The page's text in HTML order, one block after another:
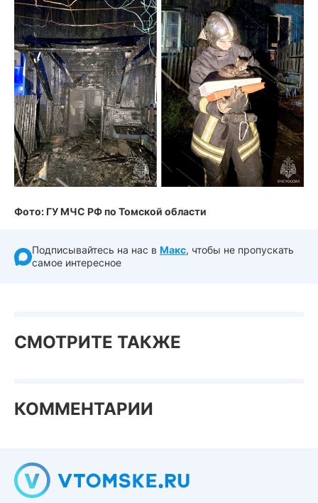
Фото: ГУ МЧС РФ по Томской области
Подписывайтесь на нас в Макс, чтобы не пропускать
самое интересное
СМОТРИТЕ ТАКЖЕ
КОММЕНТАРИИ